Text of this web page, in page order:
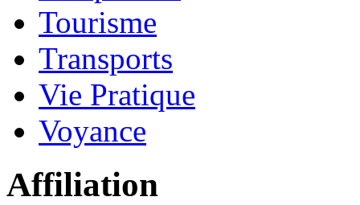
Tourisme
Transports
Vie Pratique
Voyance
Affiliation